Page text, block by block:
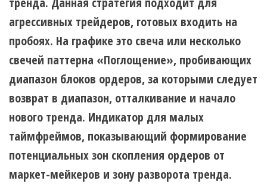
агрессивных трейдеров, готовых входить на
пробоях. На графике это свеча или несколько
свечей паттерна «Поглощение», пробивающих
диапазон блоков ордеров, за которыми следует
возврат в диапазон, отталкивание и начало
нового тренда. Индикатор для малых
таймфреймов, показывающий формирование
потенциальных зон скопления ордеров от
маркет-мейкеров и зону разворота тренда.